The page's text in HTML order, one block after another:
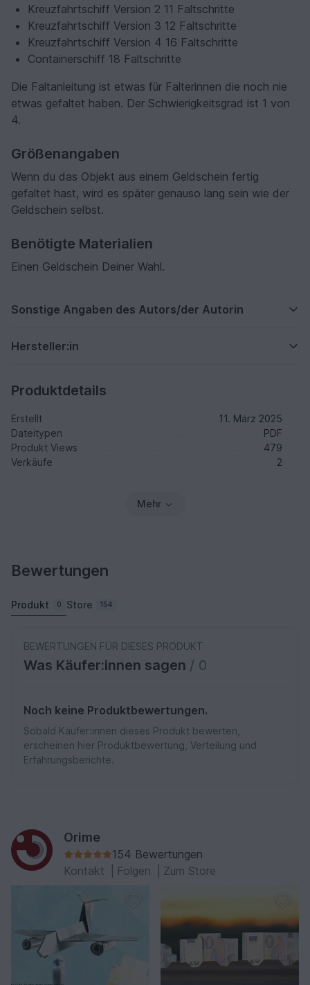
Kreuzfahrtschiff Version 2 11 Faltschritte
Kreuzfahrtschiff Version 3 12 Faltschritte
Kreuzfahrtschiff Version 4 16 Faltschritte
Containerschiff 18 Faltschritte
Die Faltanleitung ist etwas für Falterinnen die noch nie
etwas gefaltet haben. Der Schwierigkeitsgrad ist 1 von
4.
Größenangaben
Wenn du das Objekt aus einem Geldschein fertig
gefaltet hast, wird es später genauso lang sein wie der
Geldschein selbst.
Benötigte Materialien
Einen Geldschein Deiner Wahl.
Sonstige Angaben des Autors/der Autorin
Hersteller:in
Produktdetails
Erstellt
11. März 2025
Dateitypen
PDF
Produkt Views
479
Verkäufe
2
Mehr
Bewertungen
Produkt 0 Store 154
BEWERTUNGEN FÜR DIESES PRODUKT
Was Käufer:innen sagen / 0
Noch keine Produktbewertungen.
Sobald Käufer:innen dieses Produkt bewerten,
erscheinen hier Produktbewertung, Verteilung und
Erfahrungsberichte.
Orime
154 Bewertungen
Kontakt
Folgen Zum Store